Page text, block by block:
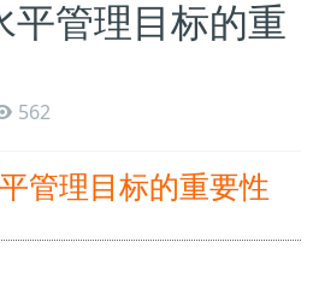
平管理目标的重
562
管理目标的重要性